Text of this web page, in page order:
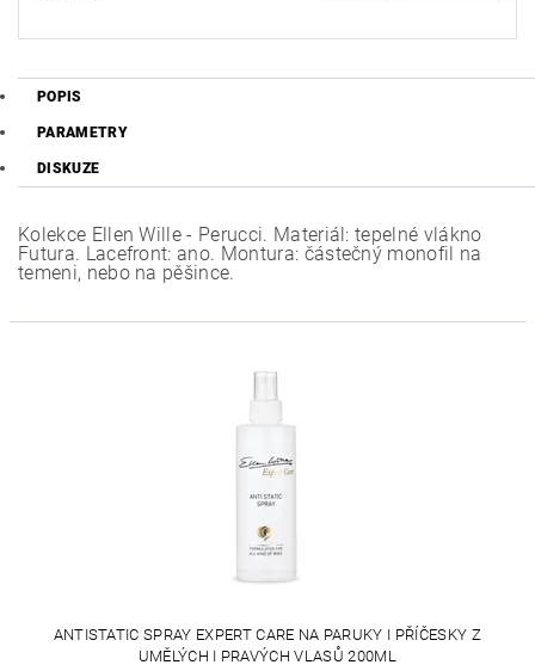
POPIS
PARAMETRY
DISKUZE
Kolekce Ellen Wille - Perucci. Materiál: tepelné vlákno
Futura. Lacefront: ano. Montura: částečný monofil na
temeni, nebo na pěšince.
ANTISTATIC SPRAY EXPERT CARE NA PARUKY I PŘÍČESKY Z
UMĚLÝCH I PRAVÝCH VLASŮ 200ML